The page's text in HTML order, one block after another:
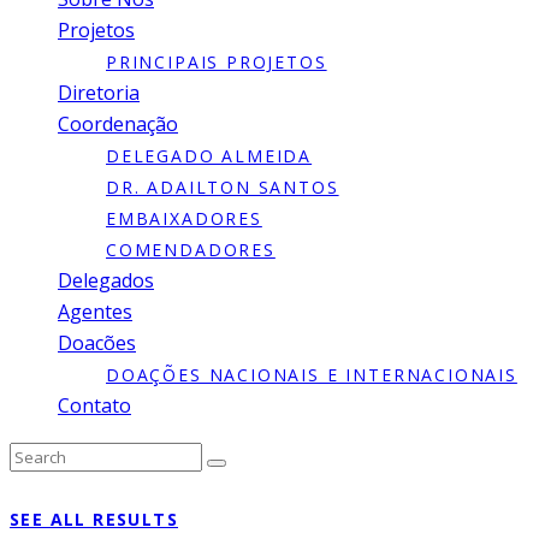
Projetos
PRINCIPAIS PROJETOS
Diretoria
Coordenação
DELEGADO ALMEIDA
DR. ADAILTON SANTOS
EMBAIXADORES
COMENDADORES
Delegados
Agentes
Doacões
DOAÇÕES NACIONAIS E INTERNACIONAIS
Contato
SEE ALL RESULTS